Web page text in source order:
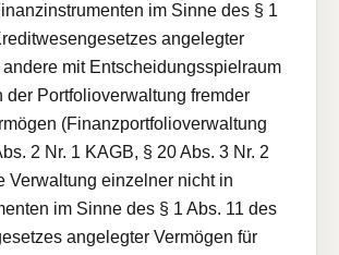
im Sinne des § 1
angelegter
mit Entscheidungsspielraum
Portfolioverwaltung fremder
(Finanzportfolioverwaltung
2 Nr. 1 KAGB, § 20 Abs. 3 Nr. 2
Verwaltung einzelner nicht in
im Sinne des § 1 Abs. 11 des
angelegter Vermögen für